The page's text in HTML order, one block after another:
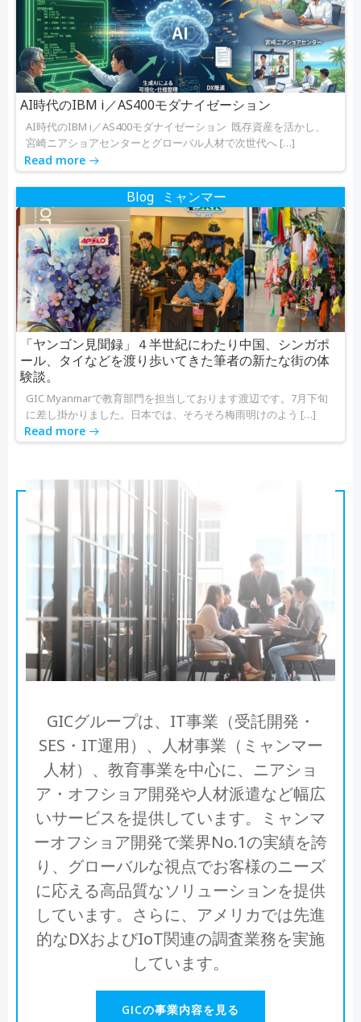
AI時代のIBM i／AS400モダナイゼーション
AI時代のIBM i／AS400モダナイゼーション 既存資産を活かし、
宮崎ニアショアセンターとグローバル人材で次世代へ […]
Read more
Blog ミャンマー
「ヤンゴン見聞録」４半世紀にわたり中国、シンガポ
ール、タイなどを渡り歩いてきた筆者の新たな街の体
験談。
GIC Myanmarで教育部門を担当しております渡辺です。7月下旬
に差し掛かりました。日本では、そろそろ梅雨明けのよう […]
Read more
GICグループは、IT事業（受託開発・
SES・IT運用）、人材事業（ミャンマー
人材）、教育事業を中心に、ニアショ
ア・オフショア開発や人材派遣など幅広
いサービスを提供しています。ミャンマ
ーオフショア開発で業界No.1の実績を誇
り、グローバルな視点でお客様のニーズ
に応える高品質なソリューションを提供
しています。さらに、アメリカでは先進
的なDXおよびIoT関連の調査業務を実施
しています。
GICの事業内容を見る